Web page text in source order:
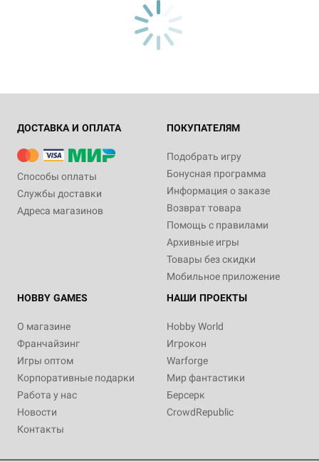
ДОСТАВКА И ОПЛАТА
Способы оплаты
Службы доставки
Адреса магазинов
ПОКУПАТЕЛЯМ
Подобрать игру
Бонусная программа
Информация о заказе
Возврат товара
Помощь с правилами
Архивные игры
Товары без скидки
Мобильное приложение
HOBBY GAMES
О магазине
Франчайзинг
Игры оптом
Корпоративные подарки
Работа у нас
Новости
Контакты
НАШИ ПРОЕКТЫ
Hobby World
Игрокон
Warforge
Мир фантастики
Берсерк
CrowdRepublic